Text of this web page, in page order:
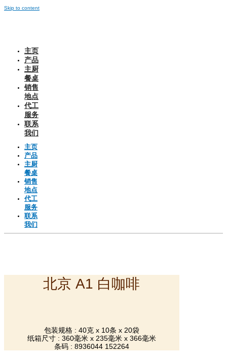
Skip to content
主页
产品
主厨
餐桌
销售
地点
代工
服务
联系
我们
主页
产品
主厨
餐桌
销售
地点
代工
服务
联系
我们
北京 A1 白咖啡
包装规格 : 40克 x 10条 x 20袋
纸箱尺寸 : 360毫米 x 235毫米 x 366毫米
条码 : 8936044 152264